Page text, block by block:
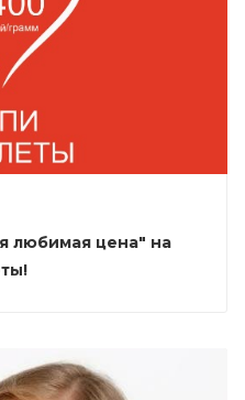
любимая цена" на